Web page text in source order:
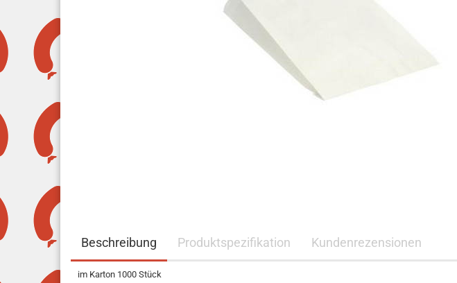
Beschreibung Produktspezifikation Kundenrezensionen
im Karton 1000 Stück